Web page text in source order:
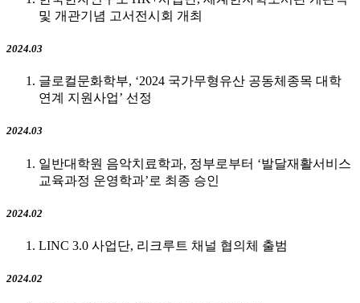
및 개관기념 고서전시회 개최
2024.03
글로컬문화학부, ‘2024 국가무형유산 공동체종목 대학
연계 지원사업’ 선정
2024.03
일반대학원 음악치료학과, 정부로부터 ‘발달재활서비스
교육과정 운영학과’로 최종 승인
2024.02
LINC 3.0 사업단, 리크루트 채널 협의체 출범
2024.02